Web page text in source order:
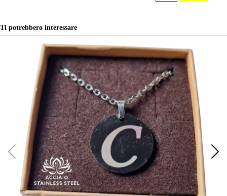
Ti potrebbero interessare